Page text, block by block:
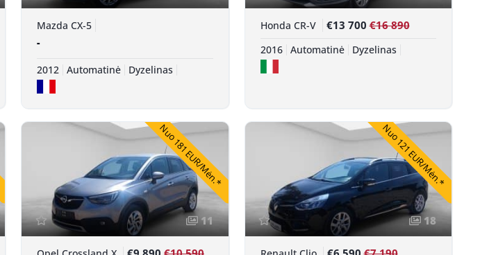
Mazda CX-5
-
2012 Automatinė Dyzelinas
Honda CR-V €13 700€16 890
2016 Automatinė Dyzelinas
Nuo 181 EUR/Mėn.*
11
Nuo 121 EUR/Mėn.*
18